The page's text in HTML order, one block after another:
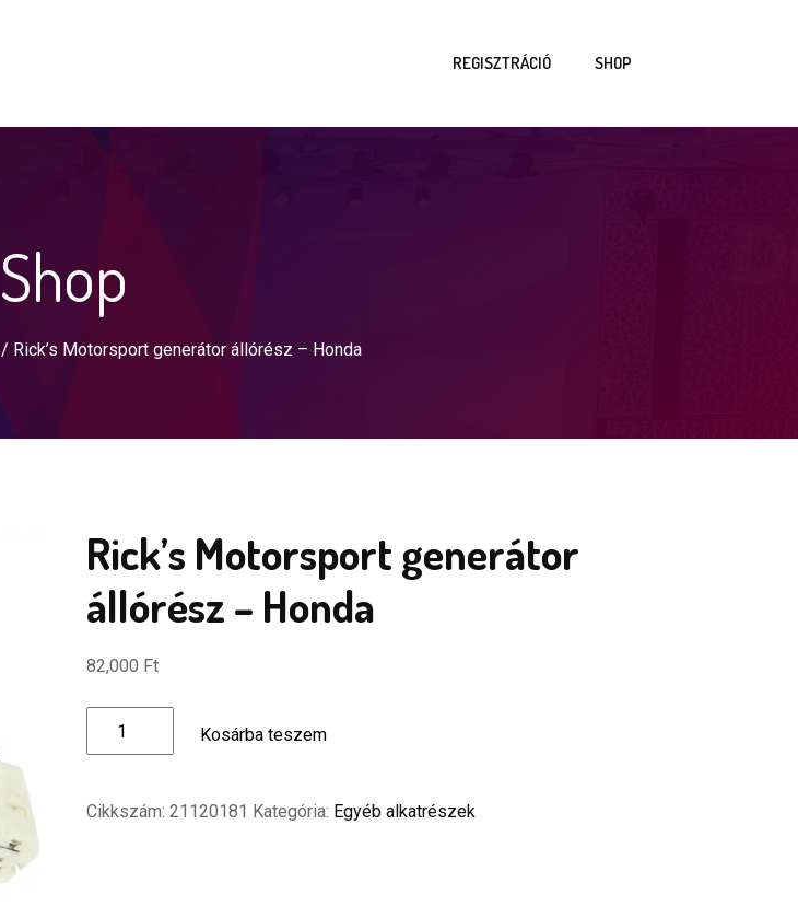
REGISZTRÁCIÓ SHOP
Shop
/ Rick’s Motorsport generátor állórész – Honda
Rick’s Motorsport generátor
állórész – Honda
82,000 Ft
Motorsport
-
Kosárba teszem
Cikkszám:21120181 Kategória: Egyéb alkatrészek